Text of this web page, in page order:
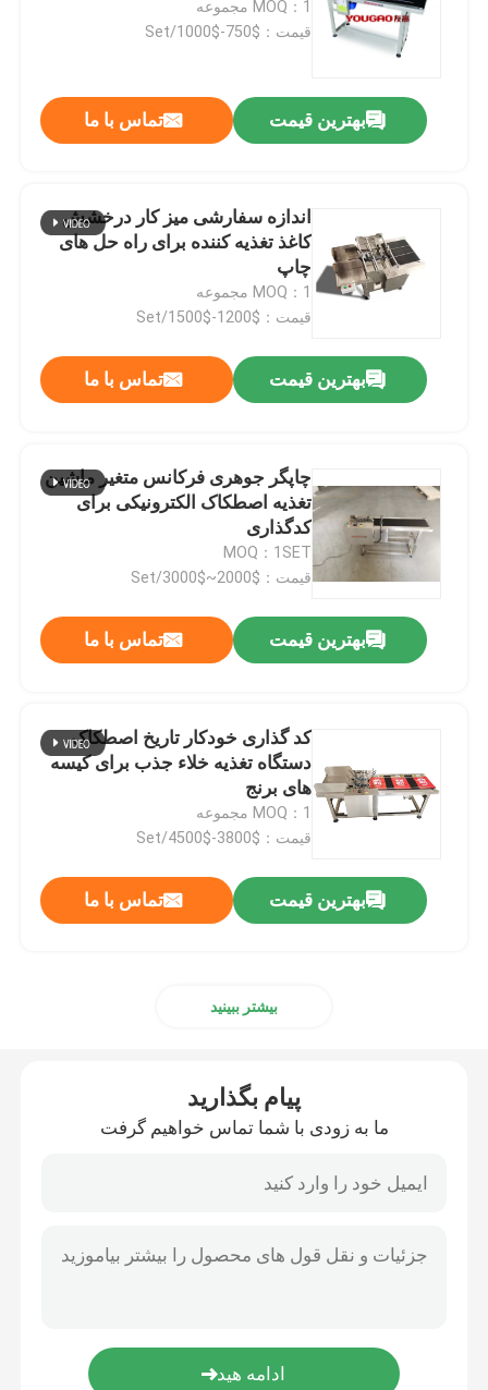
چاپ سیستم های برچسب گذاری اعمال
جدول کشویی برای کدگذاری
ماشین روپیچ
سیستم های کد گذاری جوهر
دستگاه تغذیه کارتن
دستگاه کدگذاری روتاری
کد گذاری براکت چاپگر جوهر
دستگاه شماره گذاری اتوماتیک
MOQ：1 مجموعه
قیمت：$750-$1000/Set
بهترین قیمت تماس با ما
اندازه سفارشی میز کار درخشش
کاغذ تغذیه کننده برای راه حل های
چاپ
MOQ：1 مجموعه
قیمت：$1200-$1500/Set
بهترین قیمت تماس با ما
چاپگر جوهری فرکانس متغیر ماشین
تغذیه اصطکاک الکترونیکی برای
کدگذاری
MOQ：1SET
قیمت：$2000~$3000/Set
بهترین قیمت تماس با ما
کد گذاری خودکار تاریخ اصطکاک
دستگاه تغذیه خلاء جذب برای کیسه
های برنج
MOQ：1 مجموعه
قیمت：$3800-$4500/Set
بهترین قیمت تماس با ما
بیشتر ببینید
پیام بگذارید
ما به زودی با شما تماس خواهیم گرفت